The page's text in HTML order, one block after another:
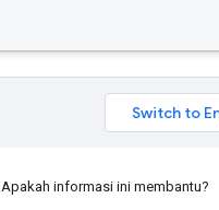
Apakah informasi ini membantu?